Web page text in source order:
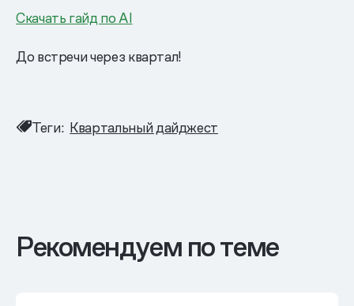
Скачать гайд по AI
До встречи через квартал!
Теги: Квартальный дайджест
Рекомендуем по теме